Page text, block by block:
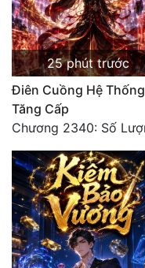
Tính Cách Nhân Vật :
Cơ Trí
Sát Phạt Quyết Đoán
Vô Sỉ
Điềm Đạm
25 phút trước
Điên Cuồng Hệ Thống
Tăng Cấp